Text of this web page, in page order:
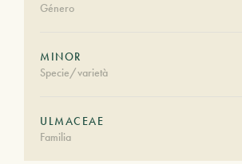
Género
MINOR
Specie/varietà
ULMACEAE
Familia